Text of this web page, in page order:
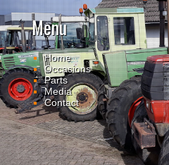
Menu
Home
Occasions
Parts
Media
Contact